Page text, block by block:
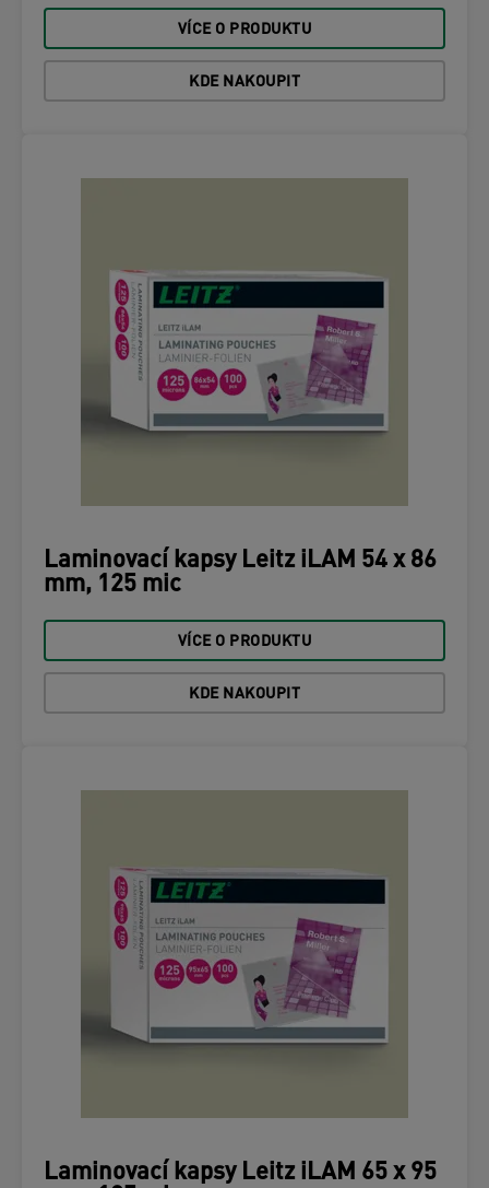
VÍCE O PRODUKTU
KDE NAKOUPIT
Laminovací kapsy Leitz iLAM 54 x 86
mm, 125 mic
VÍCE O PRODUKTU
KDE NAKOUPIT
Laminovací kapsy Leitz iLAM 65 x 95